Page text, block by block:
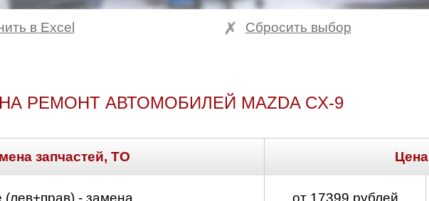
в Excel Сбросить выбор
РЕМОНТ АВТОМОБИЛЕЙ MAZDA CX-9
запчастей, ТО Цена
- замена от 17399 рублей